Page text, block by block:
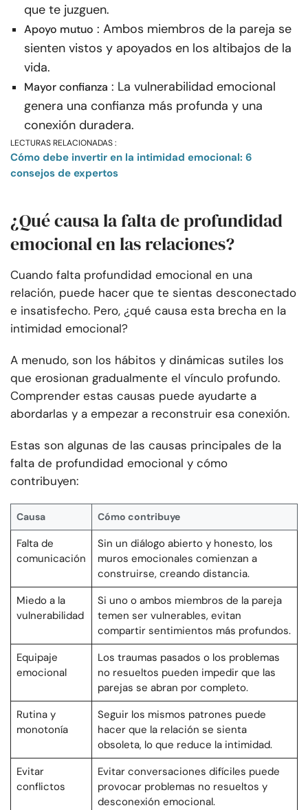
que te juzguen.
Apoyo mutuo : Ambos miembros de la pareja se
sienten vistos y apoyados en los altibajos de la
vida.
Mayor confianza : La vulnerabilidad emocional
genera una confianza más profunda y una
conexión duradera.
LECTURAS RELACIONADAS :
Cómo debe invertir en la intimidad emocional: 6
consejos de expertos
¿Qué causa la falta de profundidad
emocional en las relaciones?
Cuando falta profundidad emocional en una
relación, puede hacer que te sientas desconectado
e insatisfecho. Pero, ¿qué causa esta brecha en la
intimidad emocional?
A menudo, son los hábitos y dinámicas sutiles los
que erosionan gradualmente el vínculo profundo.
Comprender estas causas puede ayudarte a
abordarlas y a empezar a reconstruir esa conexión.
Estas son algunas de las causas principales de la
falta de profundidad emocional y cómo
contribuyen:
Causa Cómo contribuye
Falta de
comunicación
Sin un diálogo abierto y honesto, los
muros emocionales comienzan a
construirse, creando distancia.
Miedo a la
vulnerabilidad
Si uno o ambos miembros de la pareja
temen ser vulnerables, evitan
compartir sentimientos más profundos.
Equipaje
emocional
Los traumas pasados o los problemas
no resueltos pueden impedir que las
parejas se abran por completo.
Rutina y
monotonía
Seguir los mismos patrones puede
hacer que la relación se sienta
obsoleta, lo que reduce la intimidad.
Evitar
conflictos
Evitar conversaciones difíciles puede
provocar problemas no resueltos y
desconexión emocional.